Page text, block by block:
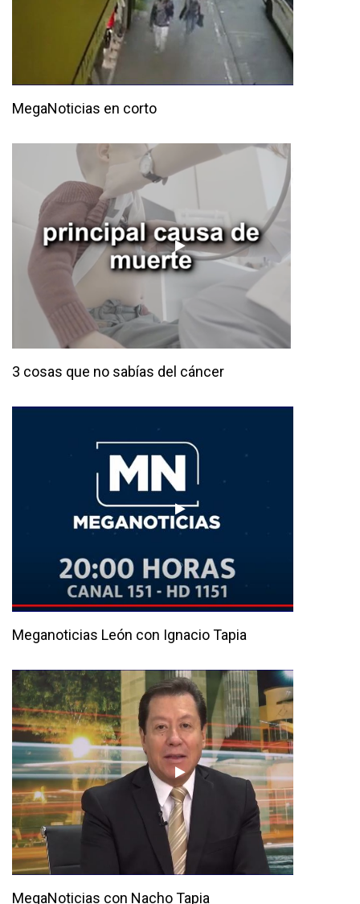
MegaNoticias en corto
3 cosas que no sabías del cáncer
Meganoticias León con Ignacio Tapia
MegaNoticias con Nacho Tapia